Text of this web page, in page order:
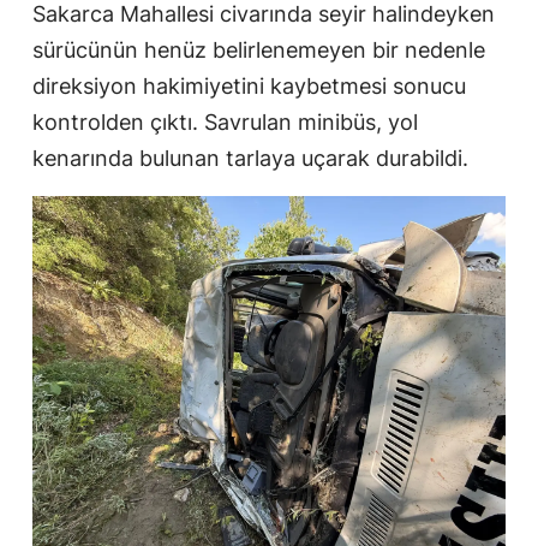
Sakarca Mahallesi civarında seyir halindeyken
sürücünün henüz belirlenemeyen bir nedenle
direksiyon hakimiyetini kaybetmesi sonucu
kontrolden çıktı. Savrulan minibüs, yol
kenarında bulunan tarlaya uçarak durabildi.